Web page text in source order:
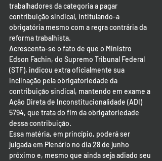
trabalhadores da categoria a pagar
contribuição sindical, intitulando-a
obrigatória mesmo com a regra contrária da
reforma trabalhista.
Acrescenta-se o fato de que o Ministro
Edson Fachin, do Supremo Tribunal Federal
(STF), indicou extra oficialmente sua
inclinação pela obrigatoriedade da
contribuição sindical, mantendo em exame a
Ação Direta de Inconstitucionalidade (ADI)
5794, que trata do fim da obrigatoriedade
dessa contribuição.
Essa matéria, em princípio, poderá ser
julgada em Plenário no dia 28 de junho
próximo e, mesmo que ainda seja adiado seu